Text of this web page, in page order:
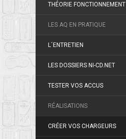
THÉORIE FONCTIONNEMENT
LES AQ EN PRATIQUE
L´ENTRETIEN
LES DOSSIERS NI-CD.NET
TESTER VOS ACCUS
RÉALISATIONS
CRÉER VOS CHARGEURS